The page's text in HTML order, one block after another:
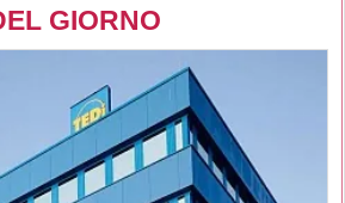
GIORNO